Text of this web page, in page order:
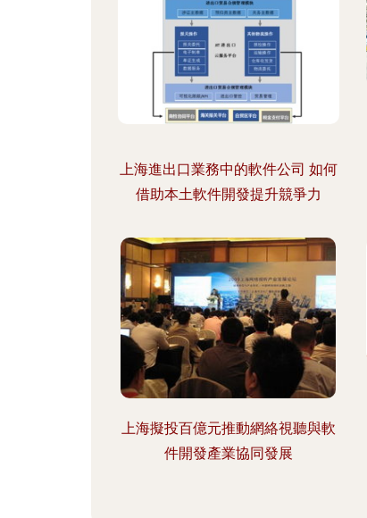
上海進出口業務中的軟件公司 如何
借助本土軟件開發提升競爭力
上海擬投百億元推動網絡視聽與軟
件開發產業協同發展